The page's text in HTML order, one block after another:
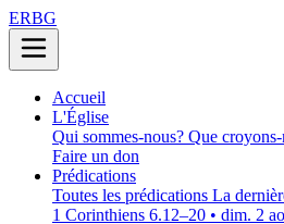
ERBG
Accueil
L'Église
Qui sommes-nous? Que croyons-
Faire un don
Prédications
Toutes les prédications La
1 Corinthiens 6.12–20 • dim. 2